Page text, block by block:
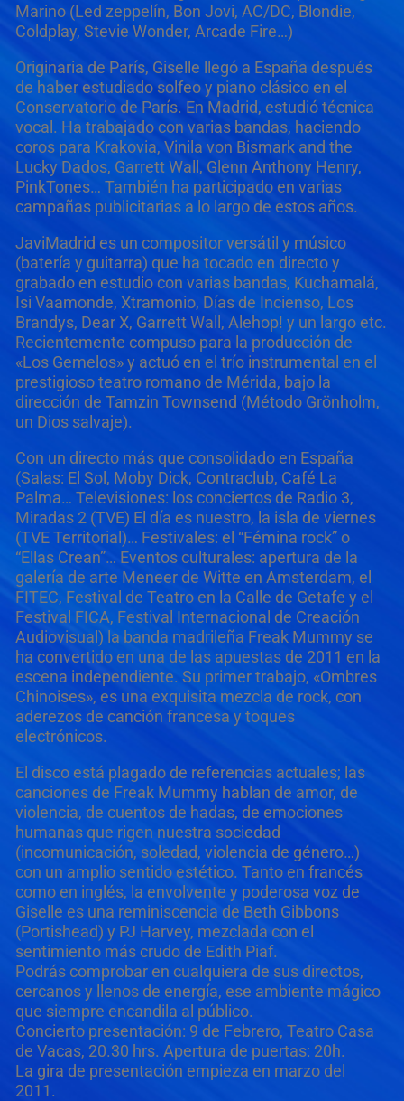
Marino (Led zeppelín, Bon Jovi, AC/DC, Blondie,
Coldplay, Stevie Wonder, Arcade Fire…)
Originaria de París, Giselle llegó a España después
de haber estudiado solfeo y piano clásico en el
Conservatorio de París. En Madrid, estudió técnica
vocal. Ha trabajado con varias bandas, haciendo
coros para Krakovia, Vinila von Bismark and the
Lucky Dados, Garrett Wall, Glenn Anthony Henry,
PinkTones… También ha participado en varias
campañas publicitarias a lo largo de estos años.
JaviMadrid es un compositor versátil y músico
(batería y guitarra) que ha tocado en directo y
grabado en estudio con varias bandas, Kuchamalá,
Isi Vaamonde, Xtramonio, Días de Incienso, Los
Brandys, Dear X, Garrett Wall, Alehop! y un largo etc.
Recientemente compuso para la producción de
«Los Gemelos» y actuó en el trío instrumental en el
prestigioso teatro romano de Mérida, bajo la
dirección de Tamzin Townsend (Método Grönholm,
un Dios salvaje).
Con un directo más que consolidado en España
(Salas: El Sol, Moby Dick, Contraclub, Café La
Palma… Televisiones: los conciertos de Radio 3,
Miradas 2 (TVE) El día es nuestro, la isla de viernes
(TVE Territorial)… Festivales: el “Fémina rock” o
“Ellas Crean”… Eventos culturales: apertura de la
galería de arte Meneer de Witte en Amsterdam, el
FITEC, Festival de Teatro en la Calle de Getafe y el
Festival FICA, Festival Internacional de Creación
Audiovisual) la banda madrileña Freak Mummy se
ha convertido en una de las apuestas de 2011 en la
escena independiente. Su primer trabajo, «Ombres
Chinoises», es una exquisita mezcla de rock, con
aderezos de canción francesa y toques
electrónicos.
El disco está plagado de referencias actuales; las
canciones de Freak Mummy hablan de amor, de
violencia, de cuentos de hadas, de emociones
humanas que rigen nuestra sociedad
(incomunicación, soledad, violencia de género…)
con un amplio sentido estético. Tanto en francés
como en inglés, la envolvente y poderosa voz de
Giselle es una reminiscencia de Beth Gibbons
(Portishead) y PJ Harvey, mezclada con el
sentimiento más crudo de Edith Piaf.
Podrás comprobar en cualquiera de sus directos,
cercanos y llenos de energía, ese ambiente mágico
que siempre encandila al público.
Concierto presentación: 9 de Febrero, Teatro Casa
de Vacas, 20.30 hrs. Apertura de puertas: 20h.
La gira de presentación empieza en marzo del
2011.